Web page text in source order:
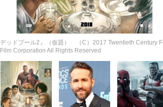
デッドプール2』（仮題） （C）2017 Twentieth Century
Film Corporation All Rights Reserved